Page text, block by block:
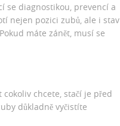
se diagnostikou, prevencí a
nejen pozici zubů, ale i stav
máte zánět, musí se
chcete, stačí je před
důkladně vyčistíte